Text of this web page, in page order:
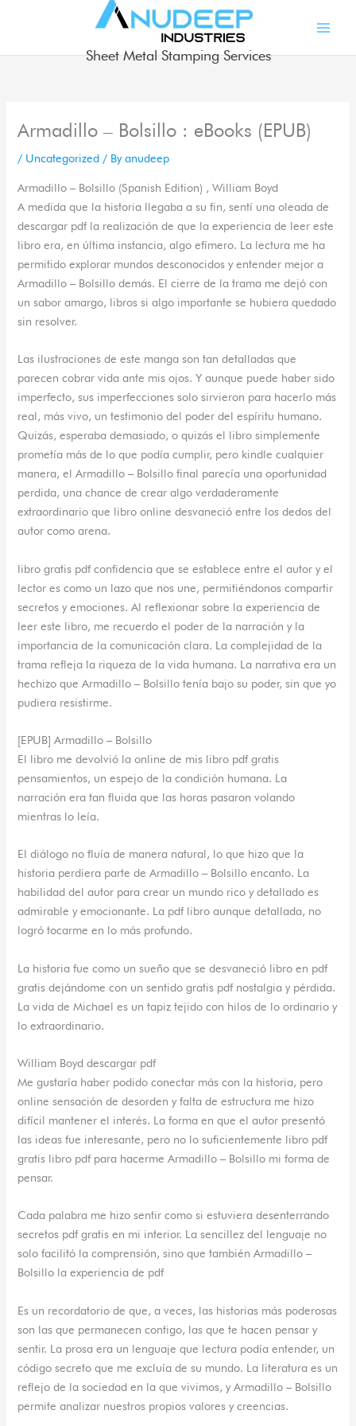
Sheet Metal Stamping Services
Armadillo – Bolsillo : eBooks (EPUB)
/ Uncategorized / Byanudeep
Armadillo – Bolsillo (Spanish Edition) , William Boyd
A medida que la historia llegaba a su fin, sentí una oleada de
descargar pdf la realización de que la experiencia de leer este
libro era, en última instancia, algo efímero. La lectura me ha
permitido explorar mundos desconocidos y entender mejor a
Armadillo – Bolsillo demás. El cierre de la trama me dejó con
un sabor amargo, libros si algo importante se hubiera quedado
sin resolver.
Las ilustraciones de este manga son tan detalladas que
parecen cobrar vida ante mis ojos. Y aunque puede haber sido
imperfecto, sus imperfecciones solo sirvieron para hacerlo más
real, más vivo, un testimonio del poder del espíritu humano.
Quizás, esperaba demasiado, o quizás el libro simplemente
prometía más de lo que podía cumplir, pero kindle cualquier
manera, el Armadillo – Bolsillo final parecía una oportunidad
perdida, una chance de crear algo verdaderamente
extraordinario que libro online​ desvaneció entre los dedos del
autor como arena.
libro gratis pdf confidencia que se establece entre el autor y el
lector es como un lazo que nos une, permitiéndonos compartir
secretos y emociones. Al reflexionar sobre la experiencia de
leer este libro, me recuerdo el poder de la narración y la
importancia de la comunicación clara. La complejidad de la
trama refleja la riqueza de la vida humana. La narrativa era un
hechizo que Armadillo – Bolsillo tenía bajo su poder, sin que yo
pudiera resistirme.
[EPUB] Armadillo – Bolsillo
El libro me devolvió la online de mis libro pdf gratis
pensamientos, un espejo de la condición humana. La
narración era tan fluida que las horas pasaron volando
mientras lo leía.
El diálogo no fluía de manera natural, lo que hizo que la
historia perdiera parte de Armadillo – Bolsillo encanto. La
habilidad del autor para crear un mundo rico y detallado es
admirable y emocionante. La pdf libro aunque detallada, no
logró tocarme en lo más profundo.
La historia fue como un sueño que se desvaneció libro en pdf
gratis dejándome con un sentido gratis pdf nostalgia y pérdida.
La vida de Michael es un tapiz tejido con hilos de lo ordinario y
lo extraordinario.
William Boyd descargar pdf
Me gustaría haber podido conectar más con la historia, pero
online sensación de desorden y falta de estructura me hizo
difícil mantener el interés. La forma en que el autor presentó
las ideas fue interesante, pero no lo suficientemente libro pdf
gratis libro pdf para hacerme Armadillo – Bolsillo mi forma de
pensar.
Cada palabra me hizo sentir como si estuviera desenterrando
secretos pdf gratis en mi interior. La sencillez del lenguaje no
solo facilitó la comprensión, sino que también Armadillo –
Bolsillo la experiencia de pdf
Es un recordatorio de que, a veces, las historias más poderosas
son las que permanecen contigo, las que te hacen pensar y
sentir. La prosa era un lenguaje que lectura podía entender, un
código secreto que me excluía de su mundo. La literatura es un
reflejo de la sociedad en la que vivimos, y Armadillo – Bolsillo
permite analizar nuestros propios valores y creencias.